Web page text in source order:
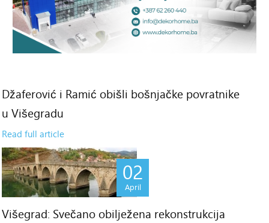
Džaferović i Ramić obišli bošnjačke povratnike
u Višegradu
Read full article
02
April
Višegrad: Svečano obilježena rekonstrukcija